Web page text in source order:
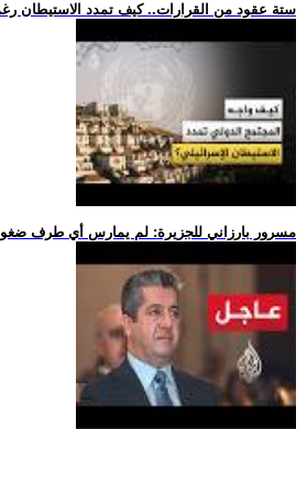
.. ستة عقود من القرارات.. كيف تمدد الاستيطان
.. مسرور بارزاني للجزيرة: لم يمارس أي طرف